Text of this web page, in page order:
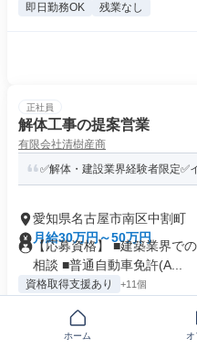
即日勤務OK 残業なし
正社員
解体工事の提案営業
有限会社清樹産商
✅解体・建設業界経験者限定✅
愛知県名古屋市南区中割町
月給30万円～50万円
【応募資格】 ■建築業界で
相談 ■普通自動車免許(A...
資格取得支援あり +11個
ホーム オ